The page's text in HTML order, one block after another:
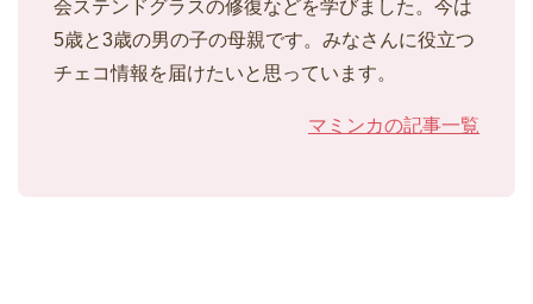
会ステンドグラスの修復などを学びました。今は
5歳と3歳の男の子の母親です。みなさんに役立つ
チェコ情報を届けたいと思っています。
マミンカの記事一覧